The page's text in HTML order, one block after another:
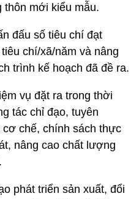
thôn mới kiểu mẫu.
đấu số tiêu chí đạt
chí/xã/năm và nâng
trình kế hoạch đã đề ra.
vụ đặt ra trong thời
tác chỉ đạo, tuyên
chế, chính sách thực
nâng cao chất lượng
phát triển sản xuất, đổi